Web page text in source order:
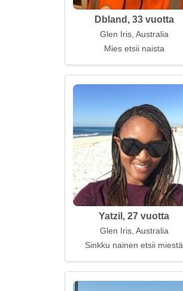
Dbland, 33 vuotta
Glen Iris, Australia
Mies etsii naista
Yatzil, 27 vuotta
Glen Iris, Australia
Sinkku nainen etsii miestä